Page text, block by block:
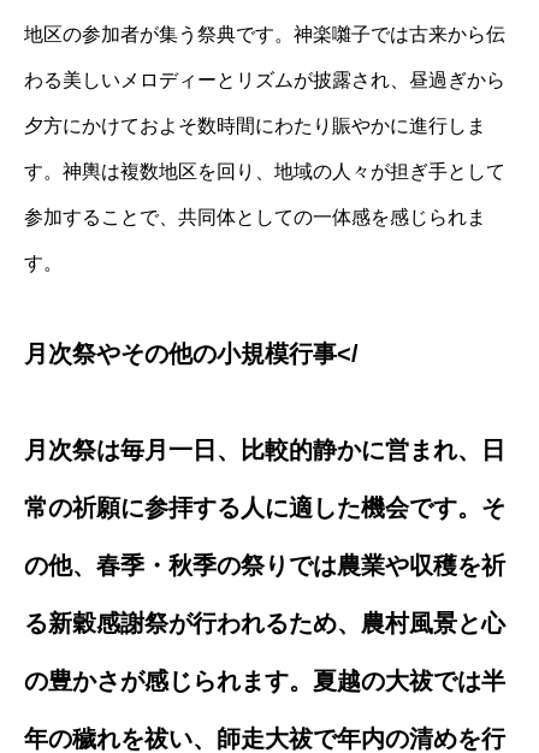
地区の参加者が集う祭典です。神楽囃子では古来から伝
わる美しいメロディーとリズムが披露され、昼過ぎから
夕方にかけておよそ数時間にわたり賑やかに進行しま
す。神輿は複数地区を回り、地域の人々が担ぎ手として
参加することで、共同体としての一体感を感じられま
す。
月次祭やその他の小規模行事</
月次祭は毎月一日、比較的静かに営まれ、日
常の祈願に参拝する人に適した機会です。そ
の他、春季・秋季の祭りでは農業や収穫を祈
る新穀感謝祭が行われるため、農村風景と心
の豊かさが感じられます。夏越の大祓では半
年の穢れを祓い、師走大祓で年内の清めを行